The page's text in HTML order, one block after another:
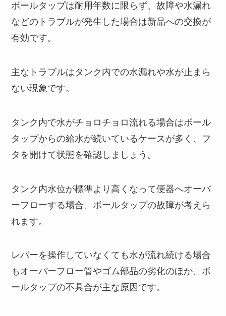
ボールタップは耐用年数に限らず、故障や水漏れ
などのトラブルが発生した場合は新品への交換が
有効です。
主なトラブルはタンク内での水漏れや水が止まら
ない現象です。
タンク内で水がチョロチョロ流れる場合はボール
タップからの給水が続いているケースが多く、フ
タを開けて状態を確認しましょう。
タンク内水位が標準より高くなって便器へオーバ
ーフローする場合、ボールタップの故障が考えら
れます。
レバーを操作していなくても水が流れ続ける場合
もオーバーフロー管やゴム部品の劣化のほか、ボ
ールタップの不具合が主な原因です。